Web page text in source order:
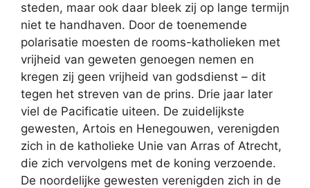
steden, maar ook daar bleek zij op lange termijn
niet te handhaven. Door de toenemende
polarisatie moesten de rooms-katholieken met
vrijheid van geweten genoegen nemen en
kregen zij geen vrijheid van godsdienst – dit
tegen het streven van de prins. Drie jaar later
viel de Pacificatie uiteen. De zuidelijkste
gewesten, Artois en Henegouwen, verenigden
zich in de katholieke Unie van Arras of Atrecht,
die zich vervolgens met de koning verzoende.
De noordelijke gewesten verenigden zich in de